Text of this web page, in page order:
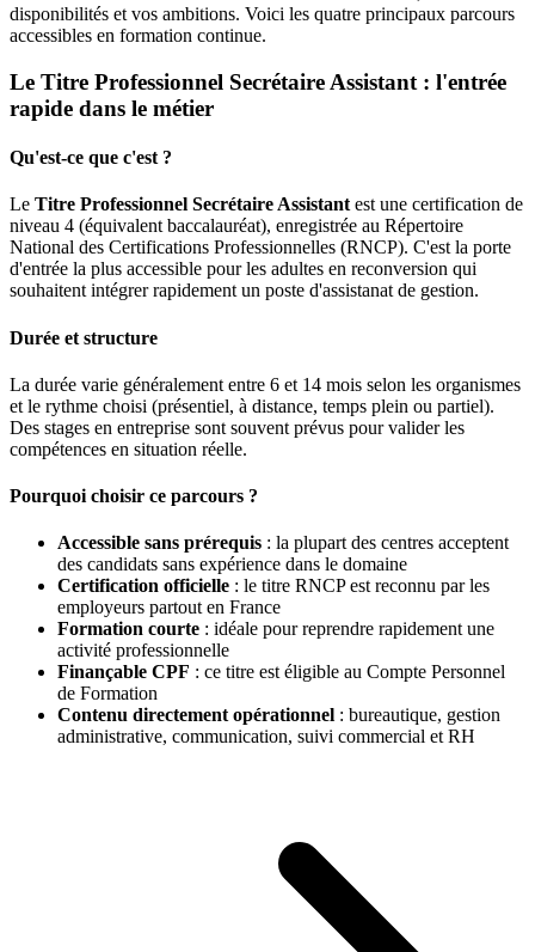
disponibilités et vos ambitions. Voici les quatre principaux parcours
accessibles en formation continue.
Le Titre Professionnel Secrétaire Assistant : l'entrée
rapide dans le métier
Qu'est-ce que c'est ?
Le Titre Professionnel Secrétaire Assistant est une certification de
niveau 4 (équivalent baccalauréat), enregistrée au Répertoire
National des Certifications Professionnelles (RNCP). C'est la porte
d'entrée la plus accessible pour les adultes en reconversion qui
souhaitent intégrer rapidement un poste d'assistanat de gestion.
Durée et structure
La durée varie généralement entre 6 et 14 mois selon les organismes
et le rythme choisi (présentiel, à distance, temps plein ou partiel).
Des stages en entreprise sont souvent prévus pour valider les
compétences en situation réelle.
Pourquoi choisir ce parcours ?
Accessible sans prérequis : la plupart des centres acceptent
des candidats sans expérience dans le domaine
Certification officielle : le titre RNCP est reconnu par les
employeurs partout en France
Formation courte : idéale pour reprendre rapidement une
activité professionnelle
Finançable CPF : ce titre est éligible au Compte Personnel
de Formation
Contenu directement opérationnel : bureautique, gestion
administrative, communication, suivi commercial et RH